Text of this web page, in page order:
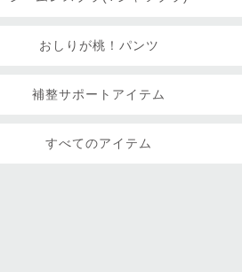
おしりが桃！パンツ
補整サポートアイテム
すべてのアイテム